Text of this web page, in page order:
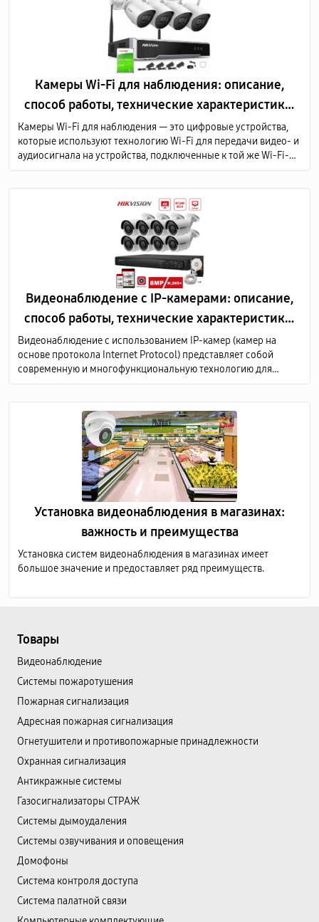
Камеры Wi-Fi для наблюдения: описание,
способ работы, технические характеристики,
преимущества
Камеры Wi-Fi для наблюдения — это цифровые устройства,
которые используют технологию Wi-Fi для передачи видео- и
аудиосигнала на устройства, подключенные к той же Wi-Fi-
сети или через Интернет.
Видеонаблюдение с IP-камерами: описание,
способ работы, технические характеристики,
преимущества
Видеонаблюдение с использованием IP-камер (камер на
основе протокола Internet Protocol) представляет собой
современную и многофункциональную технологию для
мониторинга и записи видеоизображений в различных
общественные здания, а также промышленные предприятия.
Установка видеонаблюдения в магазинах:
важность и преимущества
Установка систем видеонаблюдения в магазинах имеет
большое значение и предоставляет ряд преимуществ.
Товары
Видеонаблюдение
Системы пожаротушения
Пожарная сигнализация
Адресная пожарная сигнализация
Огнетушители и противопожарные принадлежности
Охранная сигнализация
Антикражные системы
Газосигнализаторы СТРАЖ
Системы дымоудаления
Системы озвучивания и оповещения
Домофоны
Система контроля доступа
Система палатной связи